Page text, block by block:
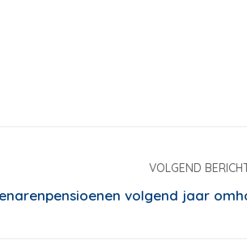
VOLGEND
volgend jaar